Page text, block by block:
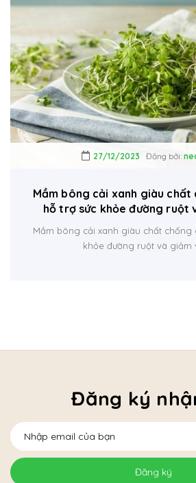
27/12/2023 Đăng bởi:
Mầm bông cải xanh giàu chất
hỗ trợ sức khỏe đường ruột
Mầm bông cải xanh giàu chất chống
khỏe đường ruột và giảm
Đăng ký
Đăng ký